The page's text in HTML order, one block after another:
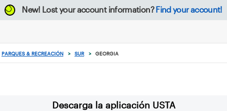
New! Lost your account information? Find your account!
PARQUES & RECREACIÓN > SUR > GEORGIA
Descarga la aplicación USTA